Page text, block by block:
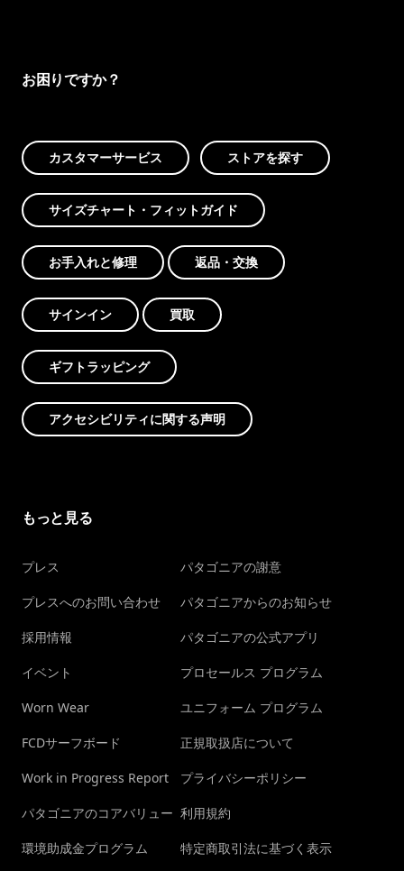
お困りですか？
カスタマーサービス ストアを探す
サイズチャート・フィットガイド
お手入れと修理 返品・交換
サインイン 買取
ギフトラッピング
アクセシビリティに関する声明
もっと見る
プレス
プレスへのお問い合わせ
採用情報
イベント
Worn Wear
FCDサーフボード
Work in Progress Report
パタゴニアのコアバリュー
環境助成金プログラム
パタゴニアの謝意
パタゴニアからのお知らせ
パタゴニアの公式アプリ
プロセールス プログラム
ユニフォーム プログラム
正規取扱店について
プライバシーポリシー
利用規約
特定商取引法に基づく表示